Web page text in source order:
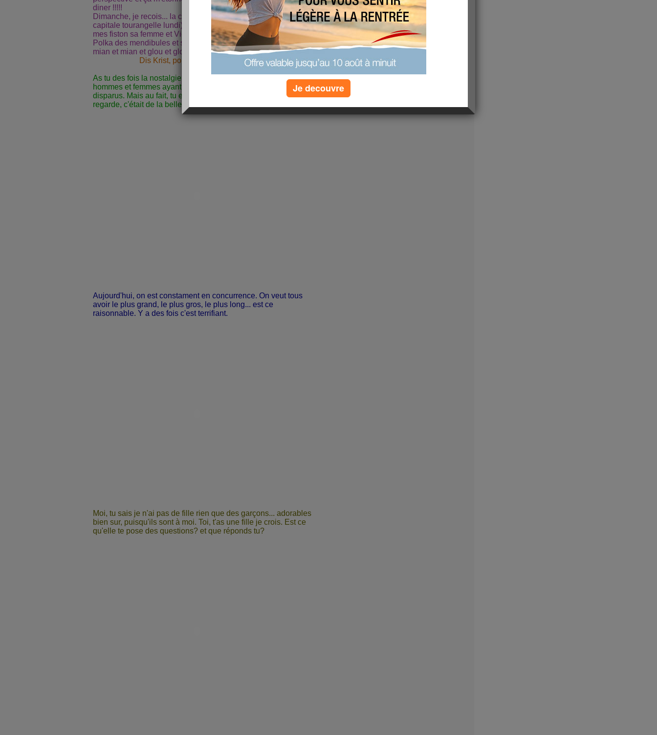
diner !!!!!
Dimanche, je recois... la cousine de Tours (qui regagne la
capitale tourangelle lundi), ses enfants et petits enfants, un de
mes fiston sa femme et Victor mon dernier petit fils 6 ans déjà.
Polka des mendibules et scottich des coudes assurés...... mian
mian et mian et glou et glou et glou!!!
Dis Krist, pourquoi tu grossis ??????
As tu des fois la nostalgie? moi j'aime me souvenir de tous ces
hommes et femmes ayant excercés des métiers aujourd'hui
disparus. Mais au fait, tu es peut être trop jeune pour connaitre,
regarde, c'était de la belle ouvrage!!!!!
Aujourd'hui, on est constament en concurrence. On veut tous
avoir le plus grand, le plus gros, le plus long... est ce
raisonnable. Y a des fois c'est terrifiant.
Moi, tu sais je n'ai pas de fille rien que des garçons... adorables
bien sur, puisqu'ils sont à moi. Toi, t'as une fille je crois. Est ce
qu'elle te pose des questions? et que réponds tu?
Je decouvre